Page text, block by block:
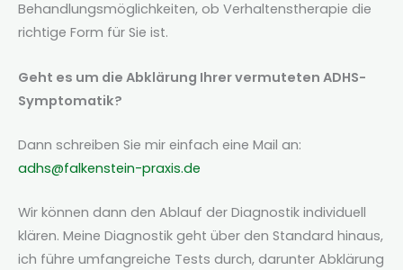
Behandlungsmöglichkeiten, ob Verhaltenstherapie die
richtige Form für Sie ist.
Geht es um die Abklärung Ihrer vermuteten ADHS-
Symptomatik?
Dann schreiben Sie mir einfach eine Mail an:
adhs@falkenstein-praxis.de
Wir können dann den Ablauf der Diagnostik individuell
klären. Meine Diagnostik geht über den Standard hinaus,
ich führe umfangreiche Tests durch, darunter Abklärung